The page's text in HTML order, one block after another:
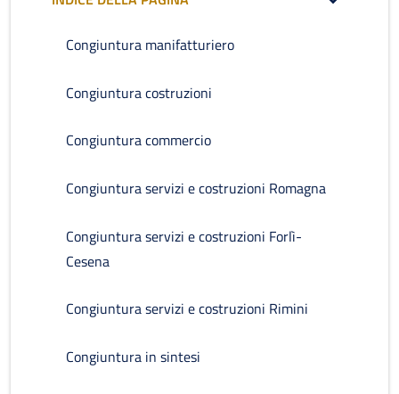
Congiuntura manifatturiero
Congiuntura costruzioni
Congiuntura commercio
Congiuntura servizi e costruzioni Romagna
Congiuntura servizi e costruzioni Forlì-
Cesena
Congiuntura servizi e costruzioni Rimini
Congiuntura in sintesi